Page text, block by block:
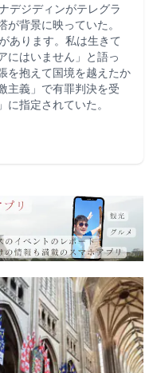
デジディンがテレグラ
背景に映っていた。
あります。私は生きて
にはいません」と語っ
を抱えて国境を越えたか
主義」で有罪判決を受
指定されていた。